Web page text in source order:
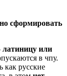
сформировать
латиницу или
в чпу.
как русские